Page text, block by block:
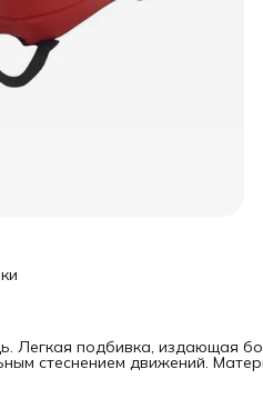
Легкая подбивка, издающая
стеснением движений.